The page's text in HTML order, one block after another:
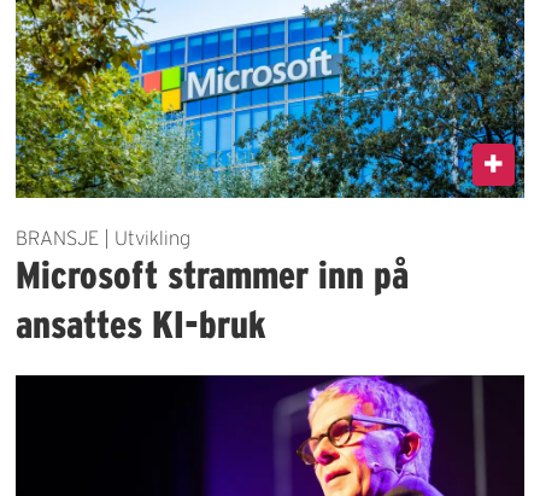
BRANSJE | Utvikling
Microsoft strammer inn på
ansattes KI-bruk